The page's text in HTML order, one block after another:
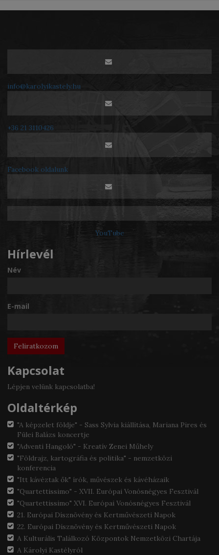
info@karolyikastely.hu
+36 21 3110426
Facebook oldalunk
YouTube
Hírlevél
Név
E-mail
Kapcsolat
Lépjen velünk kapcsolatba!
Oldaltérkép
"A képzelet földje" - Sass Sylvia kiállítása, Mariana Pires és
Fülei Balázs koncertje
"Adventi Hangoló" - Kreatív Zenei Műhely
"Földrajz, kartográfia és politika" - nemzetközi
konferencia
"Itt kávéztak ők" írók, művészek és kávéházaik
"Quartettissimo" - XVII. Európai Vonósnégyes Fesztivál
"Quartettissimo" XVI. Európai Vonósnégyes Fesztivál
21. Európai Dísznövény és Kertművészeti Napok
22. Európai Dísznövény és Kertművészeti Napok
A Kulturális Találkozó Központok Nemzetközi Chartája
A Károlyi Kastélyról